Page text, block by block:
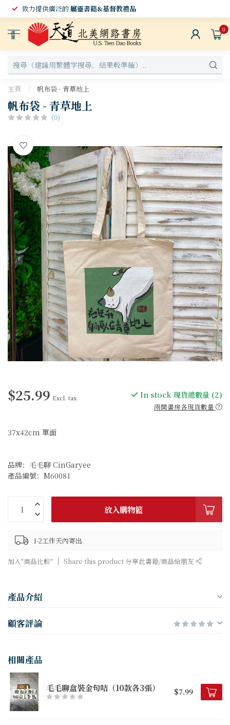
致力提供廣泛的屬靈書籍&基督教禮品
選
單
0
主頁 / 帆布袋 - 青草地上
帆布袋 - 青草地上
(0)
$25.99 Excl. tax In stock 現貨總數量 (2)
兩間書房各現貨數量
37x42cm 單面
品牌：毛毛聊 CinGaryee
產品編號：M60081
放入購物籃
1-2工作天內寄出
加入"商品比較" Share this product 分享此書籍/商品給朋友
產品介紹
顧客評論
相關產品
毛毛聊盒裝金句咭（10款各3張） $7.99